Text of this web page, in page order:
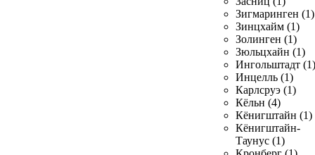
Зигмаринген (1)
Зинцхайм (1)
Золинген (1)
Зюльцхайн (1)
Ингольштадт (1)
Инцелль (1)
Карлсруэ (1)
Кёльн (4)
Кёнигштайн (1)
Кёнигштайн-
Таунус (1)